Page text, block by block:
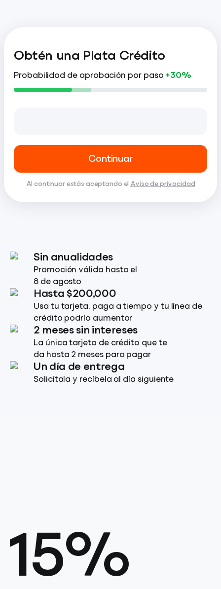
Obtén una Plata Crédito
Probabilidad de aprobación por paso +30%
Continuar
Al continuar estás aceptando el Aviso de privacidad
Sin anualidades
Promoción válida hasta el
8 de agosto
Hasta $200,000
Usa tu tarjeta, paga a tiempo y tu línea de
crédito podría aumentar
2 meses sin intereses
La única tarjeta de crédito que te
da hasta 2 meses para pagar
Un día de entrega
Solicítala y recíbela al día siguiente
15%